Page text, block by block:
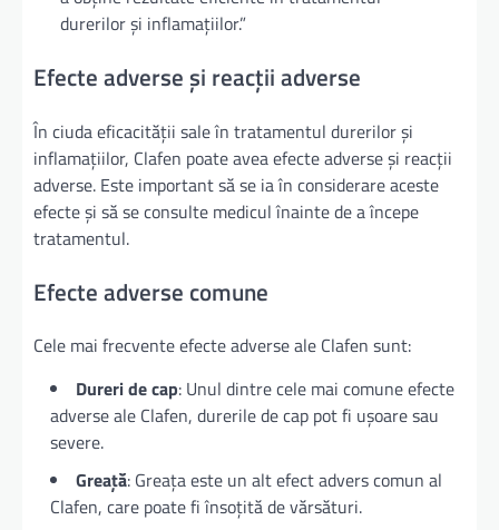
durerilor și inflamațiilor.”
Efecte adverse și reacții adverse
În ciuda eficacității sale în tratamentul durerilor și
inflamațiilor, Clafen poate avea efecte adverse și reacții
adverse. Este important să se ia în considerare aceste
efecte și să se consulte medicul înainte de a începe
tratamentul.
Efecte adverse comune
Cele mai frecvente efecte adverse ale Clafen sunt:
Dureri de cap: Unul dintre cele mai comune efecte
adverse ale Clafen, durerile de cap pot fi ușoare sau
severe.
Greață: Greața este un alt efect advers comun al
Clafen, care poate fi însoțită de vărsături.